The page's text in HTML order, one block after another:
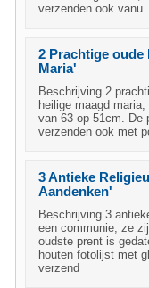
verzenden ook vanu
2 Prachtige oude
Maria'
Beschrijving 2
heilige maagd
van 63 op 51cm. De
verzenden ook met
3 Antieke
Aandenken'
Beschrijving 3
een communie; ze
oudste prent is
houten fotolijst met
verzend